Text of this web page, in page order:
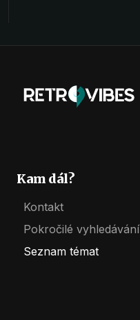
Kam dál?
Kontakt
Pokročilé vyhledávání
Seznam témat